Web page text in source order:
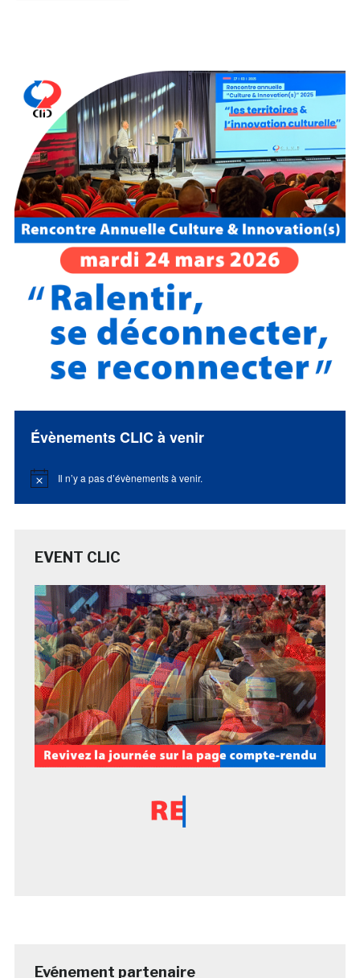
Évènements CLIC à venir
Notice Il n’y a pas d’évènements à venir.
EVENT CLIC
Evénement partenaire